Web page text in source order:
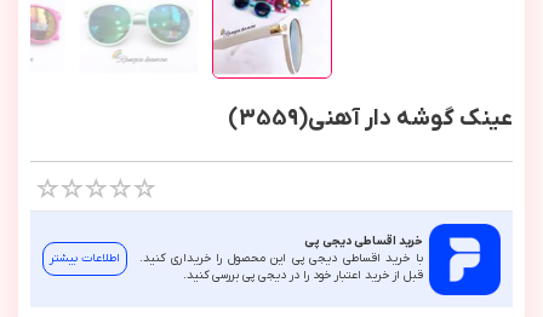
عینک گوشه دار آهنی(3559)
خرید اقساطی دیجی پی
با خرید اقساطی دیجی پی این محصول را خریداری کنید.
قبل از خرید اعتبار خود را در دیجی پی بررسی کنید.
اطلاعات بیشتر